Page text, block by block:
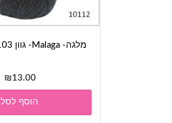
מלגה- Malaga- גוון 103- אפור כהה
₪13.00
הוסף לסל